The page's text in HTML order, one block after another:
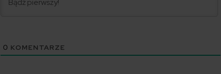
0 KOMENTARZE